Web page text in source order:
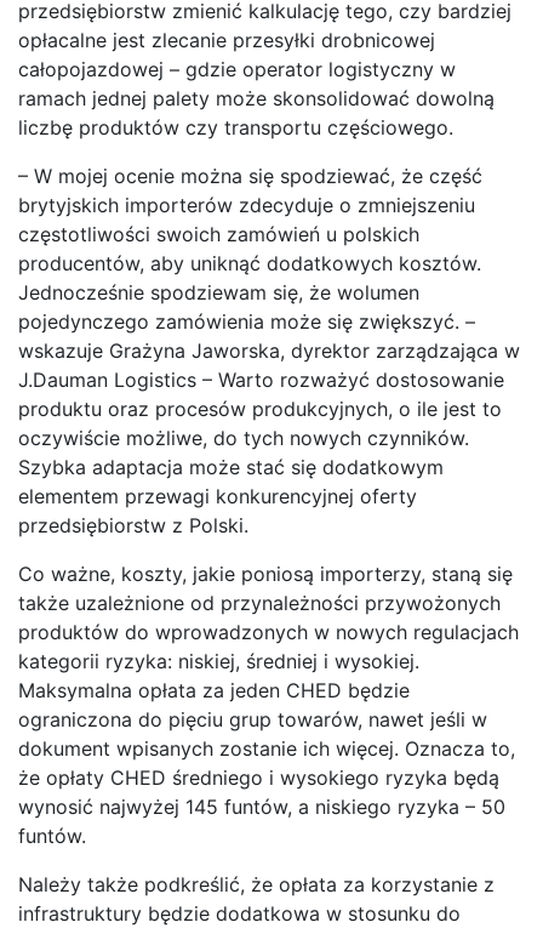
przedsiębiorstw zmienić kalkulację tego, czy bardziej
opłacalne jest zlecanie przesyłki drobnicowej
całopojazdowej – gdzie operator logistyczny w
ramach jednej palety może skonsolidować dowolną
liczbę produktów czy transportu częściowego.
– W mojej ocenie można się spodziewać, że część
brytyjskich importerów zdecyduje o zmniejszeniu
częstotliwości swoich zamówień u polskich
producentów, aby uniknąć dodatkowych kosztów.
Jednocześnie spodziewam się, że wolumen
pojedynczego zamówienia może się zwiększyć. –
wskazuje Grażyna Jaworska, dyrektor zarządzająca w
J.Dauman Logistics – Warto rozważyć dostosowanie
produktu oraz procesów produkcyjnych, o ile jest to
oczywiście możliwe, do tych nowych czynników.
Szybka adaptacja może stać się dodatkowym
elementem przewagi konkurencyjnej oferty
przedsiębiorstw z Polski.
Co ważne, koszty, jakie poniosą importerzy, staną się
także uzależnione od przynależności przywożonych
produktów do wprowadzonych w nowych regulacjach
kategorii ryzyka: niskiej, średniej i wysokiej.
Maksymalna opłata za jeden CHED będzie
ograniczona do pięciu grup towarów, nawet jeśli w
dokument wpisanych zostanie ich więcej. Oznacza to,
że opłaty CHED średniego i wysokiego ryzyka będą
wynosić najwyżej 145 funtów, a niskiego ryzyka – 50
funtów.
Należy także podkreślić, że opłata za korzystanie z
infrastruktury będzie dodatkowa w stosunku do